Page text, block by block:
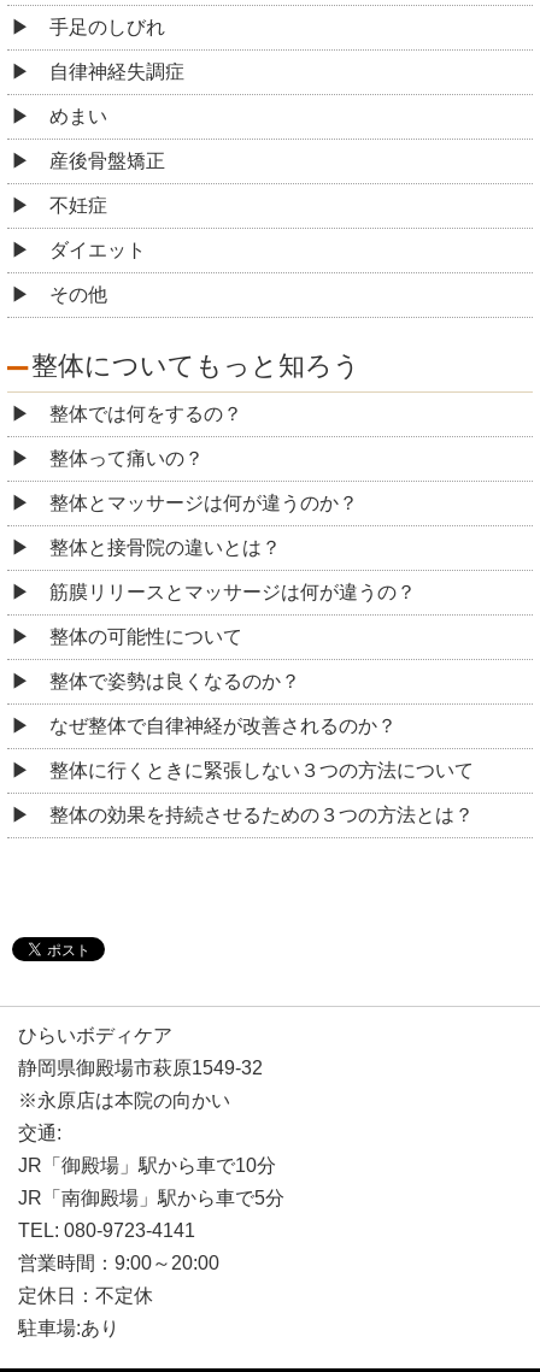
手足のしびれ
自律神経失調症
めまい
産後骨盤矯正
不妊症
ダイエット
その他
整体についてもっと知ろう
整体では何をするの？
整体って痛いの？
整体とマッサージは何が違うのか？
整体と接骨院の違いとは？
筋膜リリースとマッサージは何が違うの？
整体の可能性について
整体で姿勢は良くなるのか？
なぜ整体で自律神経が改善されるのか？
整体に行くときに緊張しない３つの方法について
整体の効果を持続させるための３つの方法とは？
ひらいボディケア
静岡県御殿場市萩原1549-32
※永原店は本院の向かい
交通:
JR「御殿場」駅から車で10分
JR「南御殿場」駅から車で5分
TEL: 080-9723-4141
営業時間：9:00～20:00
定休日：不定休
駐車場:あり